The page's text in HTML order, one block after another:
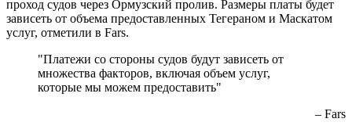
проход судов через Ормузский пролив. Размеры платы будет
зависеть от объема предоставленных Тегераном и Маскатом
услуг, отметили в Fars.
"Платежи со стороны судов будут зависеть от
множества факторов, включая объем услуг,
которые мы можем предоставить"
– Fars